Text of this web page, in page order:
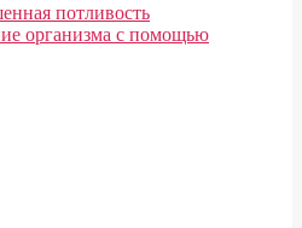
потливость
организма с помощью